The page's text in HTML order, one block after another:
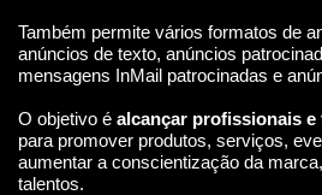
Também permite vários formatos de
anúncios de texto, anúncios
mensagens InMail patrocinadas e
O objetivo é alcançar profissionais
para promover produtos, serviços,
aumentar a conscientização da
talentos.